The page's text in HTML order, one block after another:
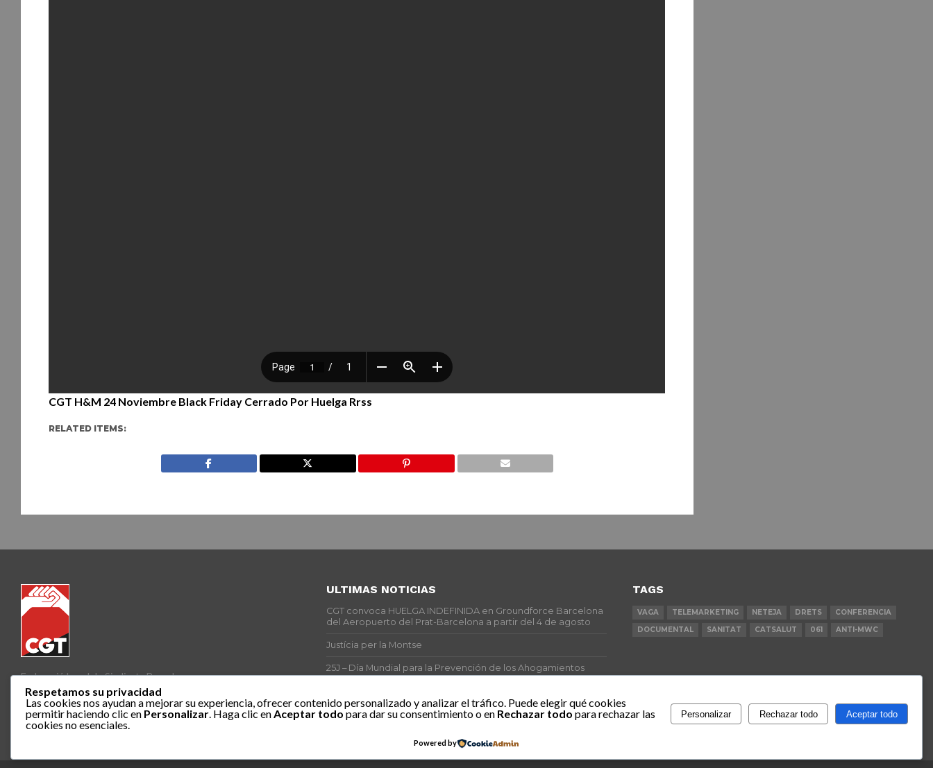
CGT H&M 24 Noviembre Black Friday Cerrado Por Huelga Rrss
RELATED ITEMS:
Federació Local de Sindicats Barcelona
ULTIMAS NOTICIAS
CGT convoca HUELGA INDEFINIDA en Groundforce Barcelona
del Aeropuerto del Prat-Barcelona a partir del 4 de agosto
Justícia per la Montse
25J – Día Mundial para la Prevención de los Ahogamientos
Actes centrals 90 aniversari revolució social 1936. Programa
TAGS
VAGA TELEMARKETING NETEJA DRETS
CONFERENCIA
DOCUMENTAL
SANITAT CATSALUT 061 ANTI-MWC
Respetamos su privacidad
Las cookies nos ayudan a mejorar su experiencia, ofrecer contenido personalizado y analizar el tráfico. Puede elegir qué cookies
permitir haciendo clic en Personalizar. Haga clic enAceptar todopara dar su consentimiento o en Rechazar todopara rechazar las
cookies no esenciales.
Personalizar Rechazar todo Aceptar todo
Powered by